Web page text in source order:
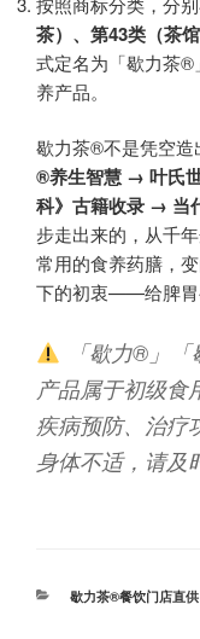
茶）、第43类（茶馆
式定名为「歇力茶
养产品。
歇力茶®不是凭空造
®养生智慧 → 叶氏
科》古籍收录 → 当
步走出来的，从千
常用的食养药膳，
下的初衷——给脾胃
「歇力®」
产品属于初级食
疾病预防、治疗
身体不适，请及
分
歇力茶®餐饮门店直供